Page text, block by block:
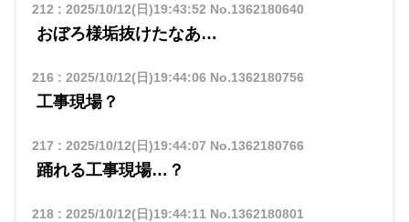
212 : 2025/10/12(日)19:43:52 No.1362180640
おぼろ様垢抜けたなあ…
216 : 2025/10/12(日)19:44:06 No.1362180756
工事現場？
217 : 2025/10/12(日)19:44:07 No.1362180766
踊れる工事現場…？
218: 2025/10/12(日)19:44:11 No.1362180801